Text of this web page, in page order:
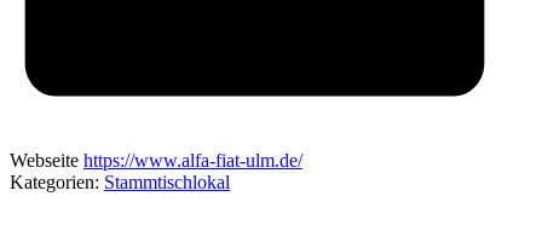
Webseite https://www.alfa-fiat-ulm.de/
Kategorien: Stammtischlokal